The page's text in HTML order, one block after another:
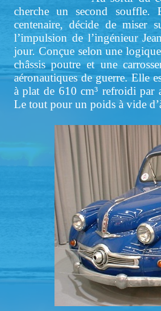
cherche un second souffle.
centenaire, décide de miser
l’impulsion de l’ingénieur
jour. Conçue selon une
châssis poutre et une
aéronautiques de guerre. Elle
à plat de 610 cm³ refroidi par
Le tout pour un poids à vide